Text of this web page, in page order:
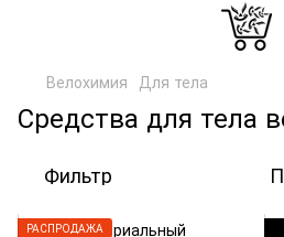
Велохимия Для тела
Средства для тела
Фильтр
РАСПРОДАЖА